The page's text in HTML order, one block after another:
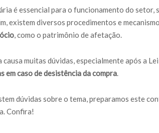
é essencial para o funcionamento do setor,
existem diversos procedimentos e
, como o patrimônio de afetação.
muitas dúvidas, especialmente após a
em caso de desistência da compra.
dúvidas sobre o tema, preparamos este
Confira!